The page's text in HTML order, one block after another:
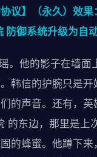
议】（永久）效
御系统升级为自
。他的影子在墙
韩信的护腕只是
的声音。还有，
的东边，那里是上
的蜂蜜。他蹲下